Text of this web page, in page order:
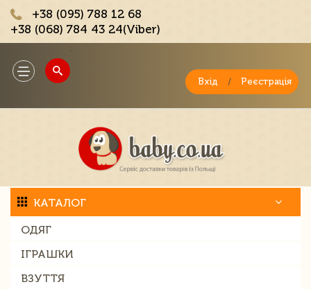
+38 (095) 788 12 68
+38 (068) 784 43 24(Viber)
Toggle
navigation
Вхід / Реєстрація
КАТАЛОГ
ОДЯГ
ІГРАШКИ
ВЗУТТЯ